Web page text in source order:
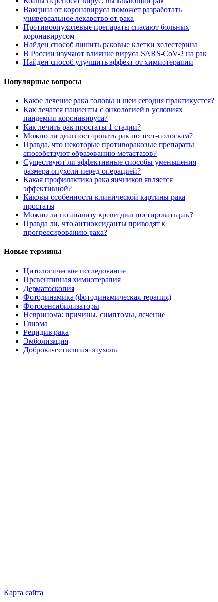
Вакцина от коронавируса поможет разработать
универсальное лекарство от рака
Противоопухолевые препараты спасают больных
коронавирусом
Найден способ лишить раковые клетки холестерина
В России изучают влияние вируса SARS-CoV-2 на рак
Найден способ улучшить эффект от химиотерапии
Популярные вопросы
Какое лечение рака головы и шеи сегодня практикуется?
Как лечатся пациенты с онкологией в условиях
пандемии коронавируса?
Как лечить рак простаты 1 стадии?
Можно ли диагностировать рак по тест-полоскам?
Правда, что некоторые противораковые препараты
способствуют образованию метастазов?
Существуют ли эффективные способы уменьшения
размера опухоли перед операцией?
Какая профилактика рака яичников является
эффективной?
Каковы особенности клинической картины рака
простаты
Можно ли по анализу крови диагностировать рак?
Правда ли, что антиоксиданты приводят к
прогрессированию рака?
Новые термины
Цитологическое исследование
Превентивная химиотерапия
Дерматоскопия
Фотодинамика (фотодинамическая терапия)
Фотосенсибилизаторы
Невринома: причины, симптомы, лечение
Глиома
Рецидив рака
Эмболизация
Доброкачественная опухоль
Карта сайта